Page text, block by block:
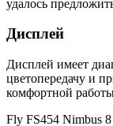
удалось
Дисплей
Дисплей имеет
цветопередачу и
комфортной
Fly FS454 Nimbus